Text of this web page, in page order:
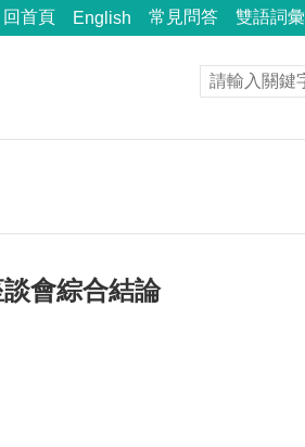
回首頁 English 常見問答 雙語詞彙
會綜合結論